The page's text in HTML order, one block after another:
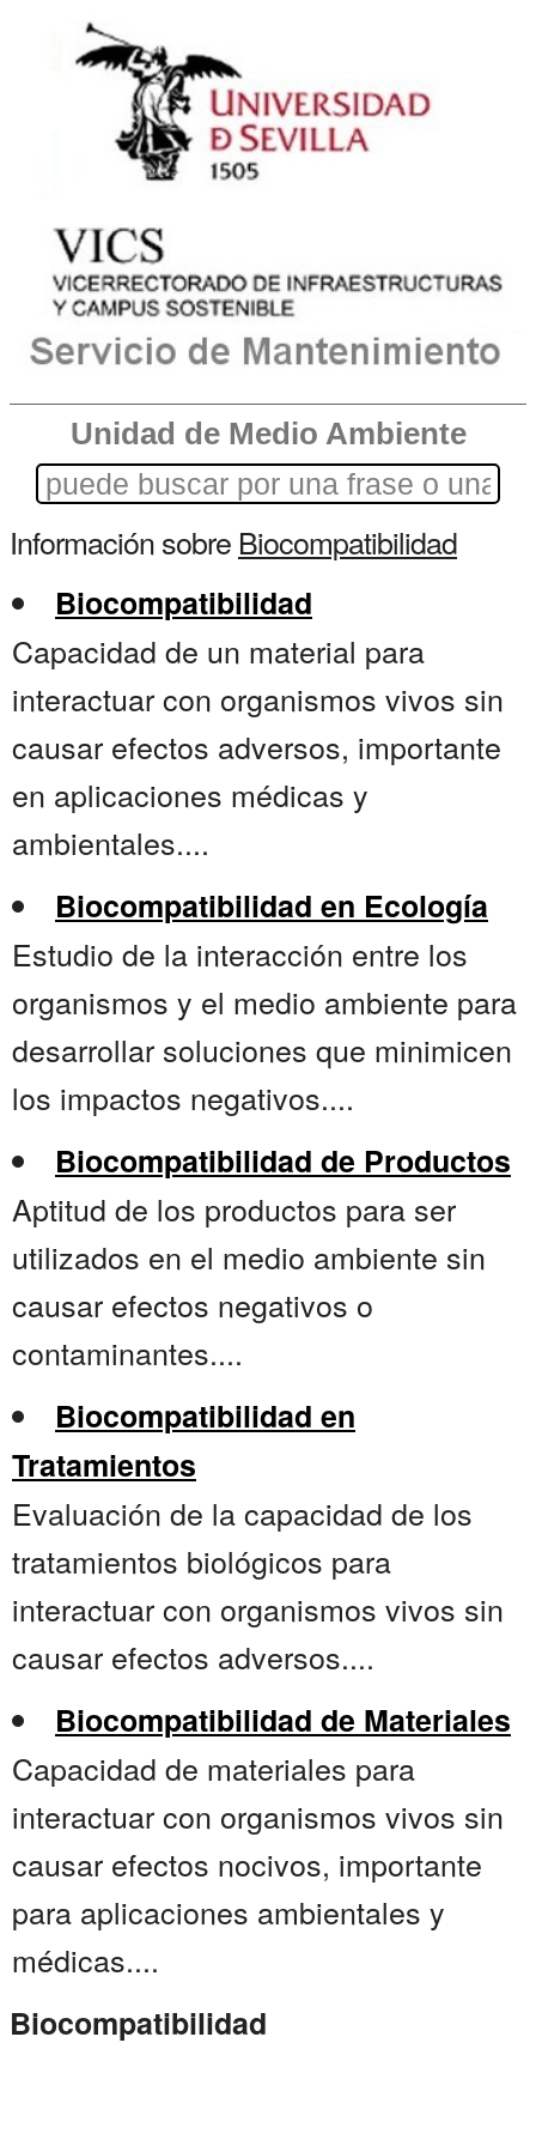
Unidad de Medio Ambiente
Información sobre Biocompatibilidad
Biocompatibilidad
Capacidad de un material para
interactuar con organismos vivos sin
causar efectos adversos, importante
en aplicaciones médicas y
ambientales....
Biocompatibilidad en Ecología
Estudio de la interacción entre los
organismos y el medio ambiente para
desarrollar soluciones que minimicen
los impactos negativos....
Biocompatibilidad de Productos
Aptitud de los productos para ser
utilizados en el medio ambiente sin
causar efectos negativos o
contaminantes....
Biocompatibilidad en
Tratamientos
Evaluación de la capacidad de los
tratamientos biológicos para
interactuar con organismos vivos sin
causar efectos adversos....
Biocompatibilidad de Materiales
Capacidad de materiales para
interactuar con organismos vivos sin
causar efectos nocivos, importante
para aplicaciones ambientales y
médicas....
Biocompatibilidad